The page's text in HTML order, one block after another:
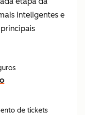
inteligentes e
de tickets